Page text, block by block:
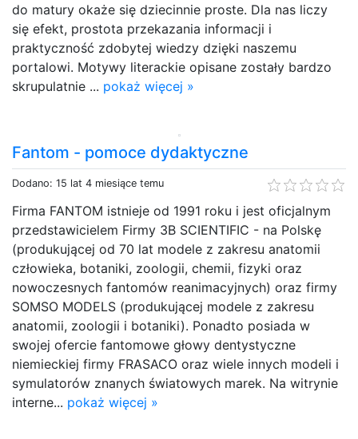
do matury okaże się dziecinnie proste. Dla nas liczy
się efekt, prostota przekazania informacji i
praktyczność zdobytej wiedzy dzięki naszemu
portalowi. Motywy literackie opisane zostały bardzo
skrupulatnie ... pokaż więcej »
Fantom - pomoce dydaktyczne
Dodano: 15 lat 4 miesiące temu
Firma FANTOM istnieje od 1991 roku i jest oficjalnym
przedstawicielem Firmy 3B SCIENTIFIC - na Polskę
(produkującej od 70 lat modele z zakresu anatomii
człowieka, botaniki, zoologii, chemii, fizyki oraz
nowoczesnych fantomów reanimacyjnych) oraz firmy
SOMSO MODELS (produkującej modele z zakresu
anatomii, zoologii i botaniki). Ponadto posiada w
swojej ofercie fantomowe głowy dentystyczne
niemieckiej firmy FRASACO oraz wiele innych modeli i
symulatorów znanych światowych marek. Na witrynie
interne... pokaż więcej »